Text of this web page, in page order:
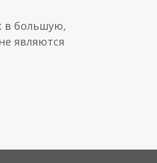
в большую,
являются